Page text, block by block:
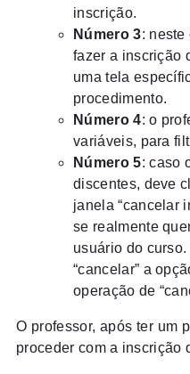
inscrição.
Número 3: neste
fazer a inscrição
uma tela
procedimento.
Número 4: o
variáveis, para
Número 5: caso
discentes, deve
janela “cancelar
se realmente
usuário do
“cancelar” a
operação de
O professor, após ter um
proceder com a inscrição